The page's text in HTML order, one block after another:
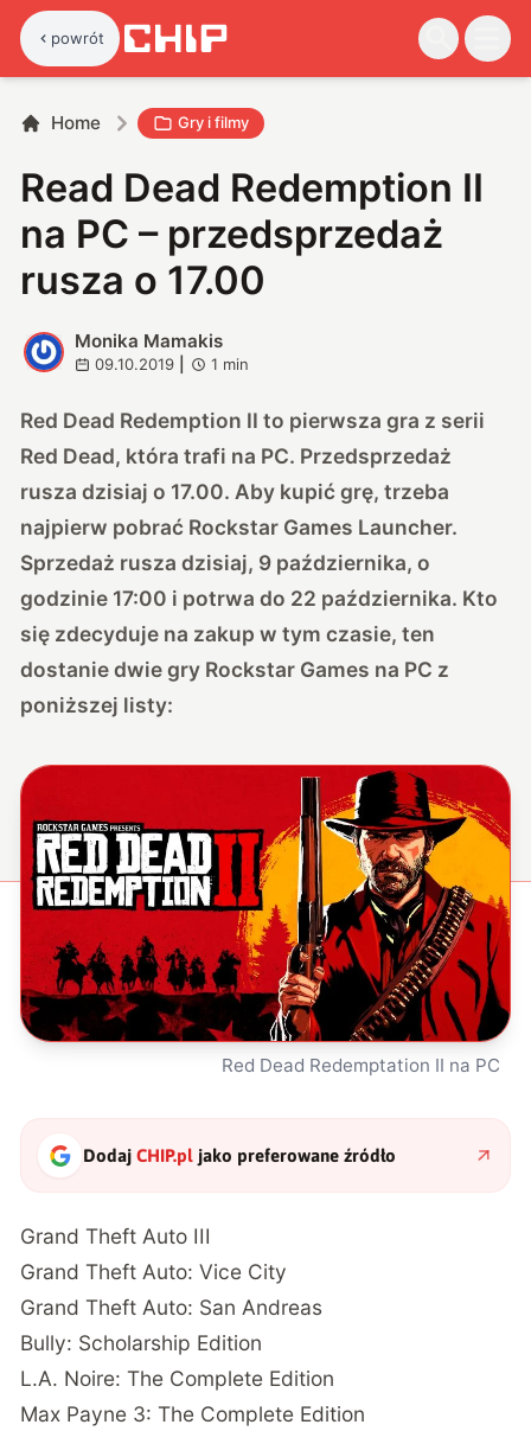
powrót
Home Gry i filmy
Read Dead Redemption II
na PC – przedsprzedaż
rusza o 17.00
M
Monika Mamakis
09.10.2019 1 min
Red Dead Redemption II to pierwsza gra z serii
Red Dead, która trafi na PC. Przedsprzedaż
rusza dzisiaj o 17.00. Aby kupić grę, trzeba
najpierw pobrać Rockstar Games Launcher.
Sprzedaż rusza dzisiaj, 9 października, o
godzinie 17:00 i potrwa do 22 października. Kto
się zdecyduje na zakup w tym czasie, ten
dostanie dwie gry Rockstar Games na PC z
poniższej listy:
Red Dead Redemptation II na PC
DodajCHIP.pl jako preferowane źródło
Grand Theft Auto III
Grand Theft Auto: Vice City
Grand Theft Auto: San Andreas
Bully: Scholarship Edition
L.A. Noire: The Complete Edition
Max Payne 3: The Complete Edition